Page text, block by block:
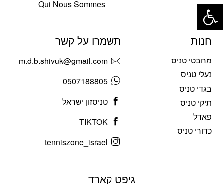
Qui Nous Sommes
חנות
מחבטי טניס
נעלי טניס
בגדי טניס
תיקי טניס
פאדל
כדורי טניס
תשמרו על קשר
m.d.b.shivuk@gmail.com
0507188805
טניסזון ישראל
TIKTOK
tenniszone_israel
גיפט קארד